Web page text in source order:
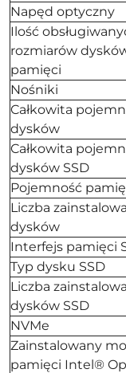
Napęd optyczny
Ilość
rozmiarów
pamięci
Nośniki
Całkowita
dysków
Całkowita
dysków SSD
Pojemność
Liczba
dysków
Interfejs pamięci
Typ dysku SSD
Liczba
dysków SSD
NVMe
Zainstalowany
pamięci Intel®